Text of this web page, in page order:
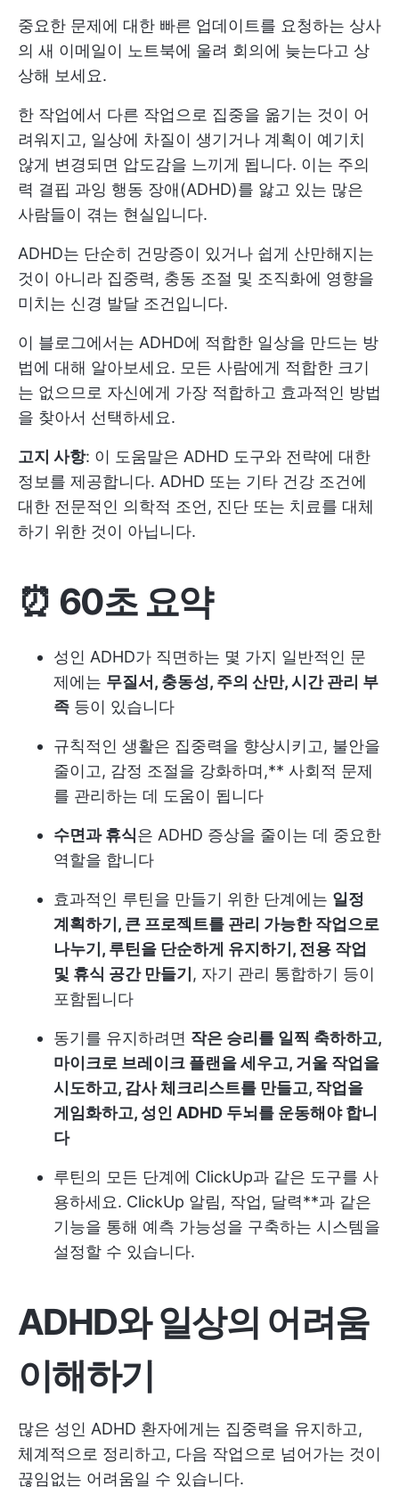
중요한 문제에 대한 빠른 업데이트를 요청하는 상사
의 새 이메일이 노트북에 울려 회의에 늦는다고 상
상해 보세요.
한 작업에서 다른 작업으로 집중을 옮기는 것이 어
려워지고, 일상에 차질이 생기거나 계획이 예기치
않게 변경되면 압도감을 느끼게 됩니다. 이는 주의
력 결핍 과잉 행동 장애(ADHD)를 앓고 있는 많은
사람들이 겪는 현실입니다.
ADHD는 단순히 건망증이 있거나 쉽게 산만해지는
것이 아니라 집중력, 충동 조절 및 조직화에 영향을
미치는 신경 발달 조건입니다.
이 블로그에서는 ADHD에 적합한 일상을 만드는 방
법에 대해 알아보세요. 모든 사람에게 적합한 크기
는 없으므로 자신에게 가장 적합하고 효과적인 방법
을 찾아서 선택하세요.
고지 사항: 이 도움말은 ADHD 도구와 전략에 대한
정보를 제공합니다. ADHD 또는 기타 건강 조건에
대한 전문적인 의학적 조언, 진단 또는 치료를 대체
하기 위한 것이 아닙니다.
⏰ 60초 요약
성인 ADHD가 직면하는 몇 가지 일반적인 문
제에는 무질서, 충동성, 주의 산만, 시간 관리 부
족 등이 있습니다
규칙적인 생활은 집중력을 향상시키고, 불안을
줄이고, 감정 조절을 강화하며,** 사회적 문제
를 관리하는 데 도움이 됩니다
수면과 휴식은 ADHD 증상을 줄이는 데 중요한
역할을 합니다
효과적인 루틴을 만들기 위한 단계에는 일정
계획하기, 큰 프로젝트를 관리 가능한 작업으로
나누기, 루틴을 단순하게 유지하기, 전용 작업
및 휴식 공간 만들기 , 자기 관리 통합하기 등이
포함됩니다
동기를 유지하려면 작은 승리를 일찍 축하하고,
마이크로 브레이크 플랜을 세우고, 거울 작업을
시도하고, 감사 체크리스트를 만들고, 작업을
게임화하고, 성인 ADHD 두뇌를 운동해야 합니
다
루틴의 모든 단계에 ClickUp과 같은 도구를 사
용하세요. ClickUp 알림, 작업, 달력**과 같은
기능을 통해 예측 가능성을 구축하는 시스템을
설정할 수 있습니다.
ADHD와 일상의 어려움
이해하기
많은 성인 ADHD 환자에게는 집중력을 유지하고,
체계적으로 정리하고, 다음 작업으로 넘어가는 것이
끊임없는 어려움일 수 있습니다.